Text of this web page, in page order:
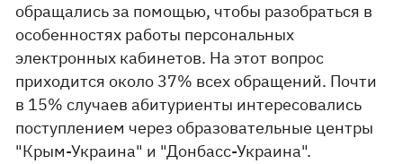
обращались за помощью, чтобы разобраться в
особенностях работы персональных
электронных кабинетов. На этот вопрос
приходится около 37% всех обращений. Почти
в 15% случаев абитуриенты интересовались
поступлением через образовательные центры
"Крым-Украина" и "Донбасс-Украина".